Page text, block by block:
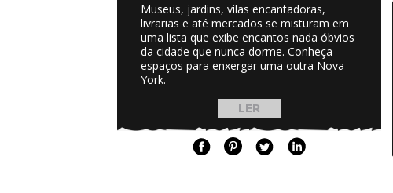
Museus, jardins, vilas encantadoras,
livrarias e até mercados se misturam em
uma lista que exibe encantos nada óbvios
da cidade que nunca dorme. Conheça
espaços para enxergar uma outra Nova
York.
LER